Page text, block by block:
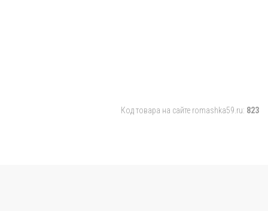
Код товара на сайте romashka59.ru: 823